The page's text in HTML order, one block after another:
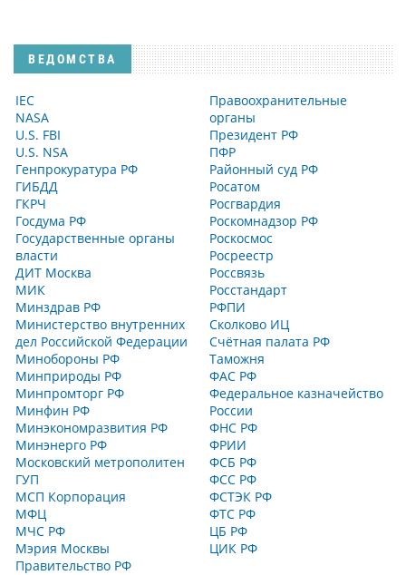
ВЕДОМСТВА
IEC
NASA
U.S. FBI
U.S. NSA
Генпрокуратура РФ
ГИБДД
ГКРЧ
Госдума РФ
Государственные органы
власти
ДИТ Москва
МИК
Минздрав РФ
Министерство внутренних
дел Российской Федерации
Минобороны РФ
Минприроды РФ
Минпромторг РФ
Минфин РФ
Минэкономразвития РФ
Минэнерго РФ
Московский метрополитен
ГУП
МСП Корпорация
МФЦ
МЧС РФ
Мэрия Москвы
Правительство РФ
Правоохранительные
органы
Президент РФ
ПФР
Районный суд РФ
Росатом
Росгвардия
Роскомнадзор РФ
Роскосмос
Росреестр
Россвязь
Росстандарт
РФПИ
Сколково ИЦ
Счётная палата РФ
Таможня
ФАС РФ
Федеральное казначейство
России
ФНС РФ
ФРИИ
ФСБ РФ
ФСС РФ
ФСТЭК РФ
ФТС РФ
ЦБ РФ
ЦИК РФ